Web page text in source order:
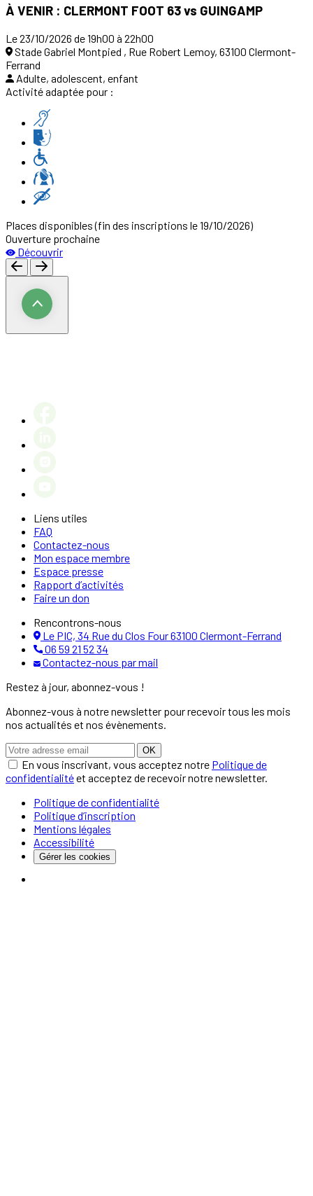
À VENIR : CLERMONT FOOT 63 vs GUINGAMP
Le 23/10/2026 de 19h00 à 22h00
Stade Gabriel Montpied , Rue Robert Lemoy, 63100 Clermont-
Ferrand
Adulte, adolescent, enfant
Activité adaptée pour :
Places disponibles(fin des inscriptions le 19/10/2026)
Ouverture prochaine
Découvrir
Liens utiles
FAQ
Contactez-nous
Mon espace membre
Espace presse
Rapport d’activités
Faire un don
Rencontrons-nous
Le PIC, 34 Rue du Clos Four 63100 Clermont-Ferrand
06 59 21 52 34
Contactez-nous par mail
Restez à jour, abonnez-vous !
Abonnez-vous à notre newsletter pour recevoir tous les mois
nos actualités et nos évènements.
OK
En vous inscrivant, vous acceptez notre Politique de
confidentialitéet acceptez de recevoir notre newsletter.
Politique de confidentialité
Politique d’inscription
Mentions légales
Accessibilité
Gérer les cookies